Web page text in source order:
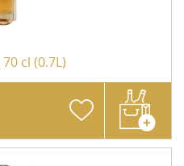
70 cl (0.7L)